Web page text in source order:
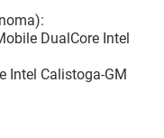
DualCore Intel
Intel Calistoga-GM